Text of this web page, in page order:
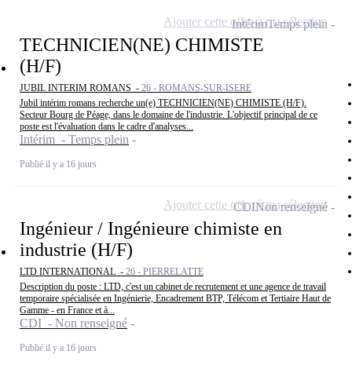
TECHNICIEN(NE) CHIMISTE
(H/F)
JUBIL INTERIM ROMANS - 26 - ROMANS-SUR-ISERE
Jubil intérim romans recherche un(e) TECHNICIEN(NE) CHIMISTE (H/F).
Secteur Bourg de Péage, dans le domaine de l'industrie. L'objectif principal de ce
poste est l'évaluation dans le cadre d'analyses...
Intérim - Temps plein
Publié il y a 16 jours
IntérimTemps plein
Ajouter cette offre à ma sélection
Ingénieur / Ingénieure chimiste en
industrie (H/F)
LTD INTERNATIONAL - 26 - PIERRELATTE
Description du poste : LTD, c'est un cabinet de recrutement et une agence de travail
temporaire spécialisée en Ingénierie, Encadrement BTP, Télécom et Tertiaire Haut de
Gamme - en France et à...
CDI - Non renseigné
Publié il y a 16 jours
CDINon renseigné
Ajouter cette offre à ma sélection